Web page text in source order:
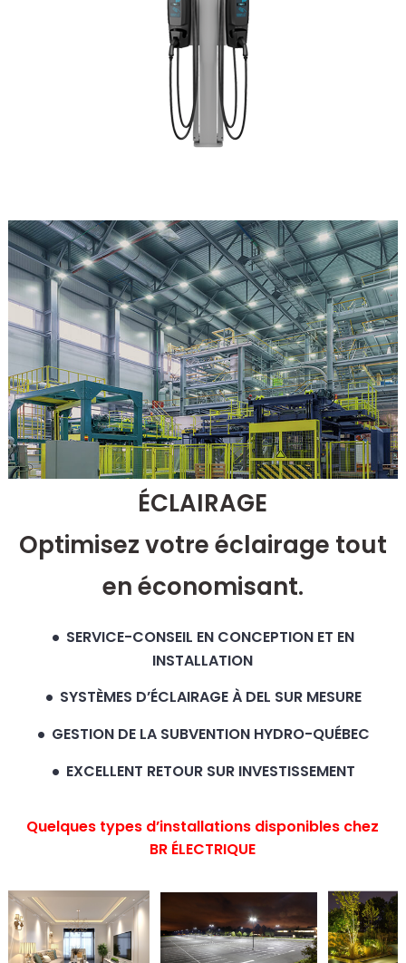
ÉCLAIRAGE
Optimisez votre éclairage tout
en économisant.
SERVICE-CONSEIL EN CONCEPTION ET EN
INSTALLATION
SYSTÈMES D’ÉCLAIRAGE À DEL SUR MESURE
GESTION DE LA SUBVENTION HYDRO-QUÉBEC
EXCELLENT RETOUR SUR INVESTISSEMENT
Quelques types d’installations disponibles chez
BR ÉLECTRIQUE